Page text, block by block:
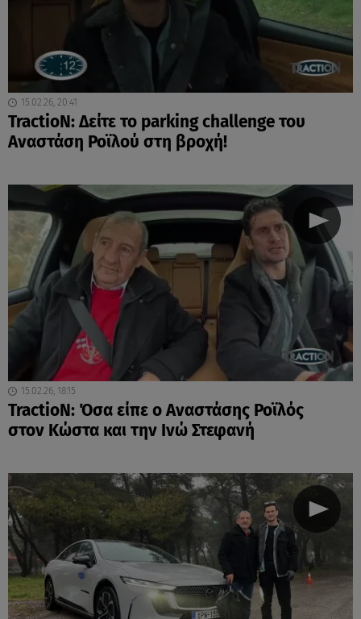
15.02.26, 20:41
TractioN: Δείτε το parking challenge του
Αναστάση Ροϊλού στη βροχή!
15.02.26, 18:15
TractioN: Όσα είπε ο Αναστάσης Ροϊλός
στον Κώστα και την Ινώ Στεφανή